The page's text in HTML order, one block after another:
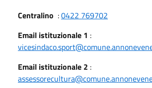
Centralino :0422 769702
Email istituzionale 1 :
Email istituzionale 2 :